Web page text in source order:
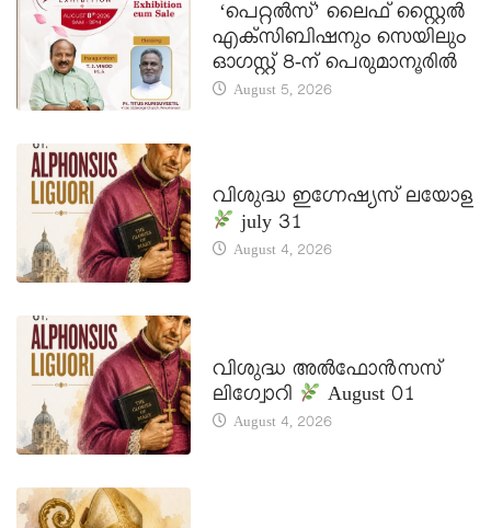
‘പെറ്റൽസ്’ ലൈഫ് സ്റ്റൈൽ
എക്സിബിഷനും സെയിലും
ഓഗസ്റ്റ് 8-ന് പെരുമാനൂരിൽ
August 5, 2026
വിശുദ്ധ ഇഗ്നേഷ്യസ് ലയോള
july 31
August 4, 2026
വിശുദ്ധ അൽഫോൻസസ്
ലിഗ്വോറി
August 01
August 4, 2026